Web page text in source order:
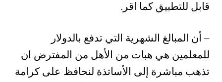
قابل للتطبيق كما اقر.
– أن المبالغ الشهرية التي تدفع بالدولار
للمعلمين هي هبات من الأهل من المفترض ان
تذهب مباشرة إلى الأساتذة لنحافظ على كرامة